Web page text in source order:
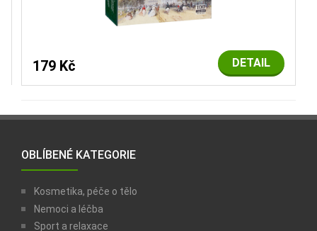
DETAIL
179 Kč
OBLÍBENÉ KATEGORIE
Kosmetika, péče o tělo
Nemoci a léčba
Sport a relaxace